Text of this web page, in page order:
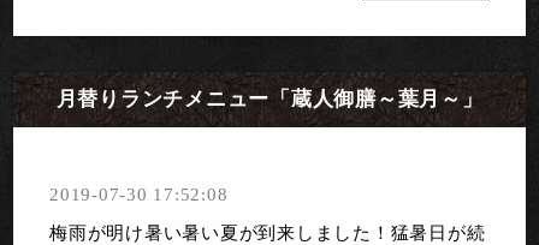
月替りランチメニュー「蔵人御膳～葉月～」
2019-07-30 17:52:08
梅雨が明け暑い暑い夏が到来しました！猛暑日が続